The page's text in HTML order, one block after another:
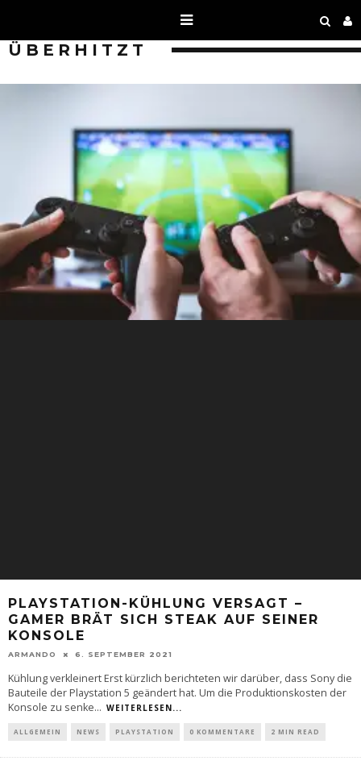
ÜBERHITZT
PLAYSTATION-KÜHLUNG VERSAGT –
GAMER BRÄT SICH STEAK AUF SEINER
KONSOLE
ARMANDO 6. SEPTEMBER 2021
Kühlung verkleinert Erst kürzlich berichteten wir darüber, dass Sony die
Bauteile der Playstation 5 geändert hat. Um die Produktionskosten der
Konsole zu senke... WEITERLESEN...
ALLGEMEIN NEWS PLAYSTATION 0 KOMMENTARE 2 MIN READ